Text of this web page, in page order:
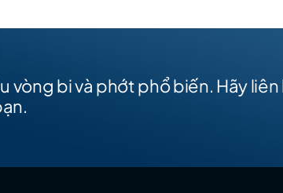
bi và phớt phổ biến. Hãy liên